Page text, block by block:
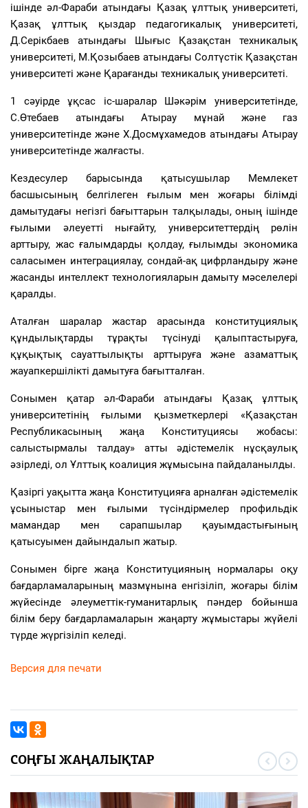
ішінде әл-Фараби атындағы Қазақ ұлттық университеті,
Қазақ ұлттық қыздар педагогикалық университеті,
Д.Серікбаев атындағы Шығыс Қазақстан техникалық
университеті, М.Қозыбаев атындағы Солтүстік Қазақстан
университеті және Қарағанды техникалық университеті.
1 сәуірде ұқсас іс-шаралар Шәкәрім университетінде,
С.Өтебаев атындағы Атырау мұнай және газ
университетінде және Х.Досмұхамедов атындағы Атырау
университетінде жалғасты.
Кездесулер барысында қатысушылар Мемлекет
басшысының белгілеген ғылым мен жоғары білімді
дамытудағы негізгі бағыттарын талқылады, оның ішінде
ғылыми әлеуетті нығайту, университеттердің рөлін
арттыру, жас ғалымдарды қолдау, ғылымды экономика
саласымен интеграциялау, сондай-ақ цифрландыру және
жасанды интеллект технологияларын дамыту мәселелері
қаралды.
Аталған шаралар жастар арасында конституциялық
құндылықтарды тұрақты түсінуді қалыптастыруға,
құқықтық сауаттылықты арттыруға және азаматтық
жауапкершілікті дамытуға бағытталған.
Сонымен қатар әл-Фараби атындағы Қазақ ұлттық
университетінің ғылыми қызметкерлері «Қазақстан
Республикасының жаңа Конституциясы жобасы:
салыстырмалы талдау» атты әдістемелік нұсқаулық
әзірледі, ол Ұлттық коалиция жұмысына пайдаланылды.
Қазіргі уақытта жаңа Конституцияға арналған әдістемелік
ұсыныстар мен ғылыми түсіндірмелер профильдік
мамандар мен сарапшылар қауымдастығының
қатысуымен дайындалып жатыр.
Сонымен бірге жаңа Конституцияның нормалары оқу
бағдарламаларының мазмұнына енгізіліп, жоғары білім
жүйесінде әлеуметтік-гуманитарлық пәндер бойынша
білім беру бағдарламаларын жаңарту жұмыстары жүйелі
түрде жүргізіліп келеді.
Версия для печати
СОҢҒЫ ЖАҢАЛЫҚТАР